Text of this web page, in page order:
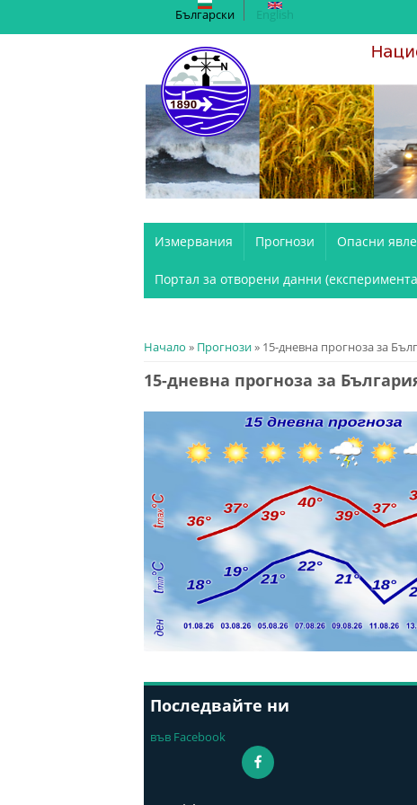
Български English
Измервания Прогнози Опасни
Портал за отворени данни
You are here
Начало » Прогнози» 15-дневна прогноза за
15-дневна прогноза за
Последвайте ни
във Facebook